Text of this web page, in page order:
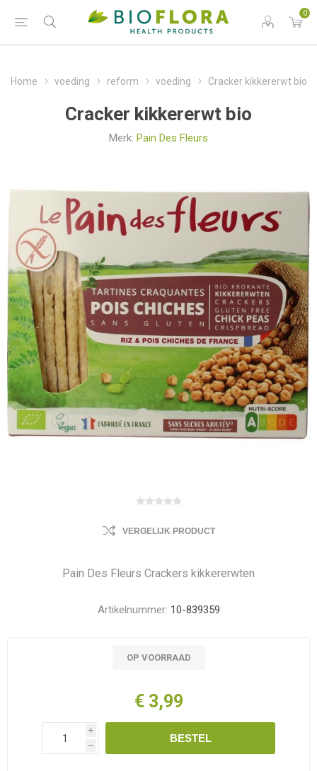
0
Home voeding reform voeding Cracker kikkererwt bio
Cracker kikkererwt bio
Merk: Pain Des Fleurs
VERGELIJK PRODUCT
Pain Des Fleurs Crackers kikkererwten
Artikelnummer: 10-839359
OP VOORRAAD
€ 3,99
i
h
BESTEL